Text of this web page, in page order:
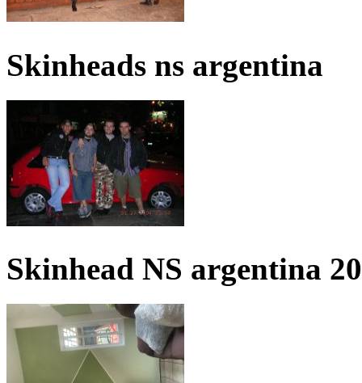
Skinheads ns argentina
Skinhead NS argentina